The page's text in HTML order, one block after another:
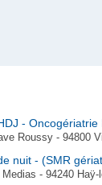
- Oncogériatrie
Roussy - 94800
nuit - (SMR
Medias - 94240